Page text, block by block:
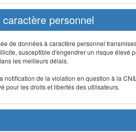
personnel
de données à caractère personnel
susceptible d'engendrer un risque élevé
les meilleurs délais.
notification de la violation en question à la
pour les droits et libertés des utilisateurs.